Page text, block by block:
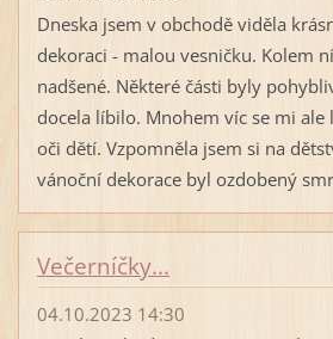
Dneska jsem v obchodě viděla
dekoraci - malou vesničku. Kolem
nadšené. Některé části byly
docela líbilo. Mnohem víc se mi
oči dětí. Vzpomněla jsem si na
vánoční dekorace byl ozdobený
Večerníčky...
04.10.2023 14:30